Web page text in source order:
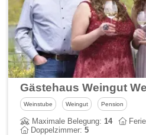
Gästehaus Weingut
Weinstube Weingut Pension
Maximale Belegung:14
Doppelzimmer:5